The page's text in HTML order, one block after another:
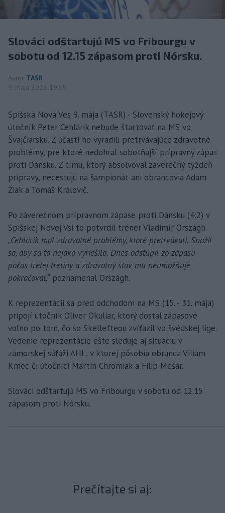
Slováci odštartujú MS vo Fribourgu v
sobotu od 12.15 zápasom proti Nórsku.
Autor TASR
9. mája 2026 19:55
Spišská Nová Ves 9. mája (TASR) - Slovenský hokejový
útočník Peter Cehlárik nebude štartovať na MS vo
Švajčiarsku. Z účasti ho vyradili pretrvávajúce zdravotné
problémy, pre ktoré nedohral sobotňajší prípravný zápas
proti Dánsku. Z tímu, ktorý absolvoval záverečný týždeň
prípravy, necestujú na šampionát ani obrancovia Adam
Žiak a Tomáš Královič.
Po záverečnom prípravnom zápase proti Dánsku (4:2) v
Spišskej Novej Vsi to potvrdil tréner Vladimír Országh.
„Cehlárik mal zdravotné problémy, ktoré pretrvávali. Snažil
sa, aby sa to nejako vyriešilo. Dnes odstúpil zo zápasu
počas tretej tretiny a zdravotný stav mu neumožňuje
pokračovať,“ poznamenal Országh.
K reprezentácii sa pred odchodom na MS (15. - 31. mája)
pripojí útočník Oliver Okuliar, ktorý dostal zápasové
voľno po tom, čo so Skellefteou zvíťazil vo švédskej lige.
Vedenie reprezentácie ešte sleduje aj situáciu v
zámorskej súťaži AHL, v ktorej pôsobia obranca Viliam
Kmec či útočníci Martin Chromiak a Filip Mešár.
Slováci odštartujú MS vo Fribourgu v sobotu od 12.15
zápasom proti Nórsku.
Prečítajte si aj: